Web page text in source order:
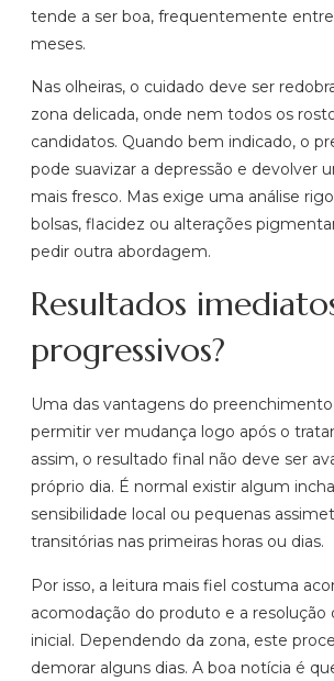
tende a ser boa, frequentemente entre
meses.
Nas olheiras, o cuidado deve ser
zona delicada, onde nem todos os
candidatos. Quando bem indicado, o
pode suavizar a depressão e devolver
mais fresco. Mas exige uma análise
bolsas, flacidez ou alterações
pedir outra abordagem.
Resultados
progressivos?
Uma das vantagens do preenchimento
permitir ver mudança logo após o
assim, o resultado final não deve ser
próprio dia. É normal existir algum
sensibilidade local ou pequenas
transitórias nas primeiras horas ou dias.
Por isso, a leitura mais fiel costuma
acomodação do produto e a resolução
inicial. Dependendo da zona, este
demorar alguns dias. A boa notícia é